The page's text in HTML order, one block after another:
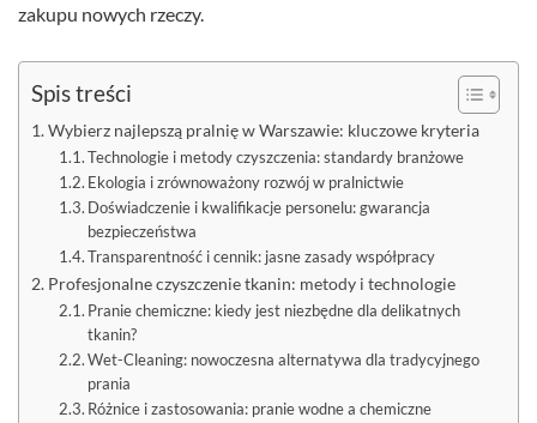
zakupu nowych rzeczy.
Spis treści
Wybierz najlepszą pralnię w Warszawie: kluczowe kryteria
Technologie i metody czyszczenia: standardy branżowe
Ekologia i zrównoważony rozwój w pralnictwie
Doświadczenie i kwalifikacje personelu: gwarancja
bezpieczeństwa
Transparentność i cennik: jasne zasady współpracy
Profesjonalne czyszczenie tkanin: metody i technologie
Pranie chemiczne: kiedy jest niezbędne dla delikatnych
tkanin?
Wet-Cleaning: nowoczesna alternatywa dla tradycyjnego
prania
Różnice i zastosowania: pranie wodne a chemiczne